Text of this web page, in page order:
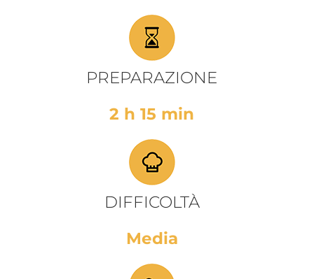
PREPARAZIONE
2 h 15 min
DIFFICOLTÀ
Media